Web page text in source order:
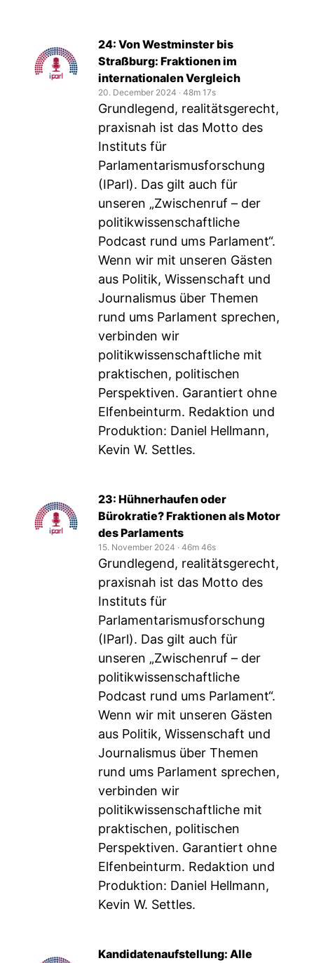
24: Von Westminster bis
Straßburg: Fraktionen im
internationalen Vergleich
20. December 2024 ‧ 48m 17s
Grundlegend, realitätsgerecht,
praxisnah ist das Motto des
Instituts für
Parlamentarismusforschung
(IParl). Das gilt auch für
unseren „Zwischenruf – der
politikwissenschaftliche
Podcast rund ums Parlament“.
Wenn wir mit unseren Gästen
aus Politik, Wissenschaft und
Journalismus über Themen
rund ums Parlament sprechen,
verbinden wir
politikwissenschaftliche mit
praktischen, politischen
Perspektiven. Garantiert ohne
Elfenbeinturm. Redaktion und
Produktion: Daniel Hellmann,
Kevin W. Settles.
23: Hühnerhaufen oder
Bürokratie? Fraktionen als Motor
des Parlaments
15. November 2024 ‧ 46m 46s
Grundlegend, realitätsgerecht,
praxisnah ist das Motto des
Instituts für
Parlamentarismusforschung
(IParl). Das gilt auch für
unseren „Zwischenruf – der
politikwissenschaftliche
Podcast rund ums Parlament“.
Wenn wir mit unseren Gästen
aus Politik, Wissenschaft und
Journalismus über Themen
rund ums Parlament sprechen,
verbinden wir
politikwissenschaftliche mit
praktischen, politischen
Perspektiven. Garantiert ohne
Elfenbeinturm. Redaktion und
Produktion: Daniel Hellmann,
Kevin W. Settles.
Kandidatenaufstellung: Alle